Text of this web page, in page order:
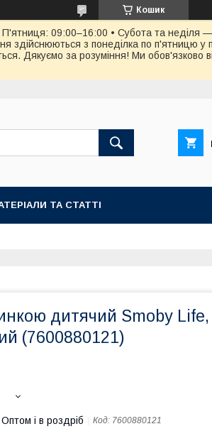
Кошик
09:00–16:00 • Субота та неділя —
здійснюються з понеділка по п'ятницю у
Дякуємо за розуміння! Ми обов'язково
ТА СТАТТІ
дитячий Smoby Life,
(7600880121)
Оптом і в роздріб Код: 7600880121